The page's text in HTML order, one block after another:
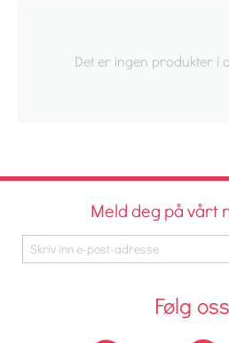
Det er ingen produkter i
Meld deg på vårt
Følg oss